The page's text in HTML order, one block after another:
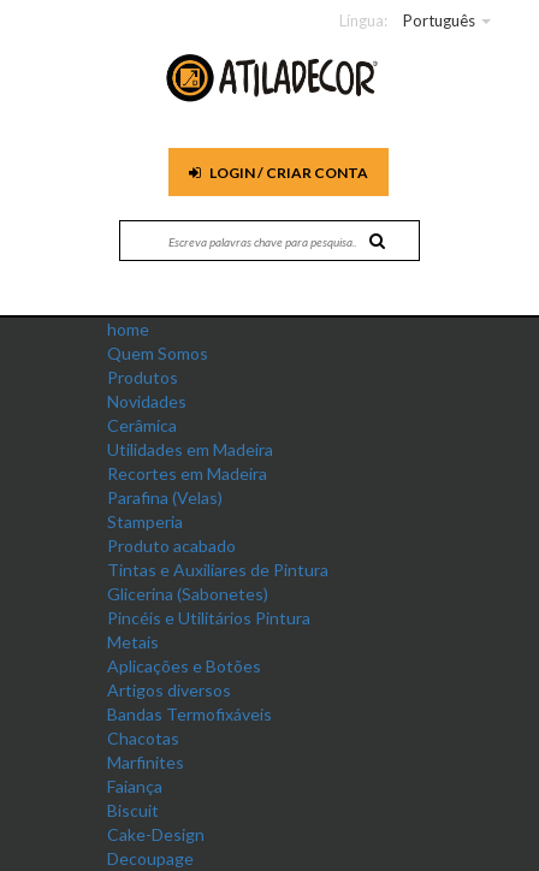
Língua: Português
LOGIN / CRIAR CONTA
home
Quem Somos
Produtos
Novidades
Cerâmica
Utilidades em Madeira
Recortes em Madeira
Parafina (Velas)
Stamperia
Produto acabado
Tintas e Auxiliares de Pintura
Glicerina (Sabonetes)
Pincéis e Utilitários Pintura
Metais
Aplicações e Botões
Artigos diversos
Bandas Termofixáveis
Chacotas
Marfinites
Faiança
Biscuit
Cake-Design
Decoupage